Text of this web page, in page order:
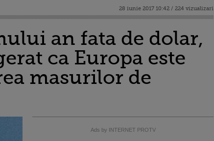
28 iunie 2017 10:42 / 224 vizualizari
an fata de dolar,
ca Europa este
masurilor de
Ads by INTERNET PROTV